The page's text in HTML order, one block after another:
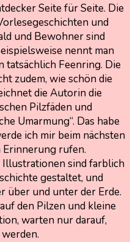
Seite für Seite. Die
und
und Bewohner sind
nennt man
tatsächlich Feenring. Die
zudem, wie schön die
die Autorin die
Pilzfäden und
Umarmung“. Das habe
ich mir beim nächsten
Erinnerung rufen.
sind farblich
gestaltet, und
über und unter der Erde.
den Pilzen und kleine
warten nur darauf,